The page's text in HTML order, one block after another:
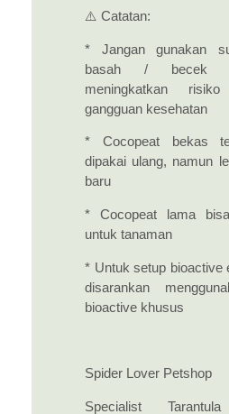
⚠️ Catatan:
* Jangan gunakan
basah / becek
meningkatkan
gangguan kesehatan
* Cocopeat bekas
dipakai ulang, namun
baru
* Cocopeat lama
untuk tanaman
* Untuk setup bioactive
disarankan
bioactive khusus
Spider Lover Petshop
Specialist